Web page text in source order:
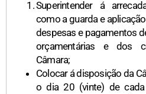
Superintender á
como a guarda e
despesas e pagamentos
orçamentárias e dos
Câmara;
Colocar á disposição da
o dia 20 (vinte) de